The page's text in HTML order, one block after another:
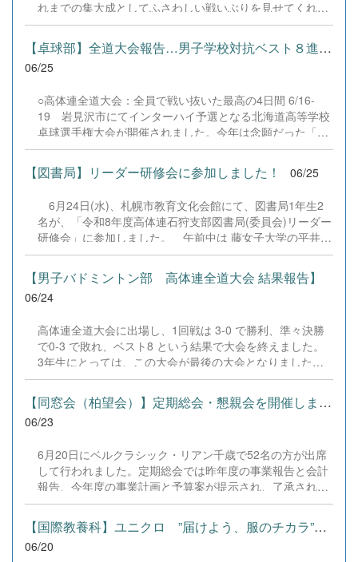
れまでの集大成としてふさわしい戦いぶりを見せてくれま
した。 新チームは選手１７名、マネジャー３名でのスター
トとなります。先輩方の無念を晴らせるよう、頑張りま
す。
【卓球部】全道大会報告…男子学校対抗ベスト８進出！
06/25
○高体連全道大会：全員で戦い抜いた最高の4日間 6/16-
19 岩見沢市にてインターハイ予選となる北海道高等学校
卓球選手権大会が開催されました。今年は念願だった「男
女そろっての学校対抗」で、最高の舞台へ挑んできまし
た！ ☆学校対抗（団体戦） 男子：全道ベスト8！1・2回戦
をしっかりと勝ち切り、準々決勝では第4シードの札幌龍
した！ 女子：全道ベスト16！1回戦は警戒していた静内高
校にしっかりと勝利！2回戦ではオホーツク支部1位・北見
北斗高校と大接戦を繰り広げ、惜しくも一歩及びませんで
したが、最後まで素晴らしい粘りを見せてくれました。 ☆
個人戦シングルス 男子： 吉田（3回戦進出・ベスト32！）
女子： 富士本（1回戦敗退・大舞台で堂々と健闘！） 目標
には届きませんでしたが、選手、ベンチメンバー、応援席
のすべてが一つになり、全員で戦い抜いた最高の4日間で
した。 平日の開催にもかかわらず、会場へ駆けつけ、割れ
んばかりの拍手と熱い声援を送ってくださった保護者・関
を...
【図書局】リーダー研修会に参加しました！ 06/25
6月24日(水)、札幌市教育文化会館にて、図書局1年生2
名が、「令和8年度高体連石狩支部図書局(委員会)リーダー
研修会」に参加しました。 午前中は 藤女子大学の平井准
教授から、Web APIなどの図書館情報学について学びまし
た。 午後は まちライブラリー@ちとせ 若女将の依岡(よ
りおか)さんから、全国1,300ヶ所ある「まちライブラリ
ー」という本をきっかけとした人と人との繋がりの場につ
を各校作成し、本や自分の好きなことを紹介するなど相互
交流をして盛り上がりました。
【男子バドミントン部 高体連全道大会 結果報告】
06/24
高体連全道大会に出場し、1回戦は 3-0 で勝利、準々決勝
で0-3 で敗れ、ベスト8 という結果で大会を終えました。
3年生にとっては、この大会が最後の大会となりました。
入学してからの3年間、嬉しいことばかりではなく、苦し
いことや悔しいこともたくさんありました。それでも仲間
と支え合いながら努力を続け、ここまで歩んでくることが
できました。 全道大会という舞台で戦えたこと、仲間と過
ってかけがえのない宝物です。 これまで支えてくださった
先生方、保護者の皆様、応援してくださった全ての方々、
本当にありがとうございました。 3年生はここで引退とな
りますが、私たちが築いてきた想いと伝統を後輩たちに託
します。新チームのさらなる活躍を期待するとともに、こ
れからも変わらぬ応援をよろしくお願いします。 3年間、
本当にありがとうございました。 #高体連 #全道大会 #ベ
【同窓会（柏望会）】定期総会・懇親会を開催しました。
06/23
6月20日にベルクラシック・リアン千歳で52名の方が出席
して行われました。定期総会では昨年度の事業報告と会計
報告、今年度の事業計画と予算案が提示され、了承されま
した。 懇親会では千歳市民ミュージカルの方に今年度の公
演案内と「実演」をしていただきました。日程は10月3日
（土）18時～と4日（日）14時～です。 最後はソプラノ歌
手としてご活躍の桑島昌子さんの「ご指導」の元、校歌斉
【国際教養科】ユニクロ ”届けよう、服のチカラ”プロジェクト始...
06/20